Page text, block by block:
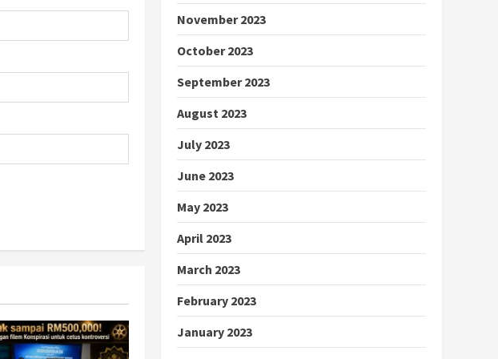
November 2023
October 2023
September 2023
August 2023
July 2023
June 2023
May 2023
April 2023
March 2023
February 2023
January 2023